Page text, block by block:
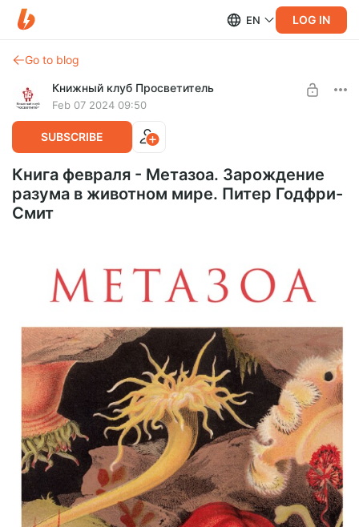
EN LOG IN
Go to blog
Книжный клуб Просветитель
Feb 07 2024 09:50
SUBSCRIBE
Книга февраля - Метазоа. Зарождение
разума в животном мире. Питер Годфри-
Смит